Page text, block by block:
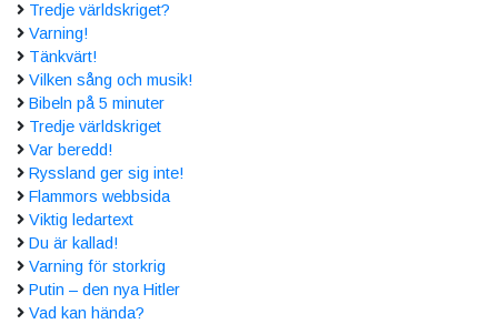
Tredje världskriget?
Varning!
Tänkvärt!
Vilken sång och musik!
Bibeln på 5 minuter
Tredje världskriget
Var beredd!
Ryssland ger sig inte!
Flammors webbsida
Viktig ledartext
Du är kallad!
Varning för storkrig
Putin – den nya Hitler
Vad kan hända?